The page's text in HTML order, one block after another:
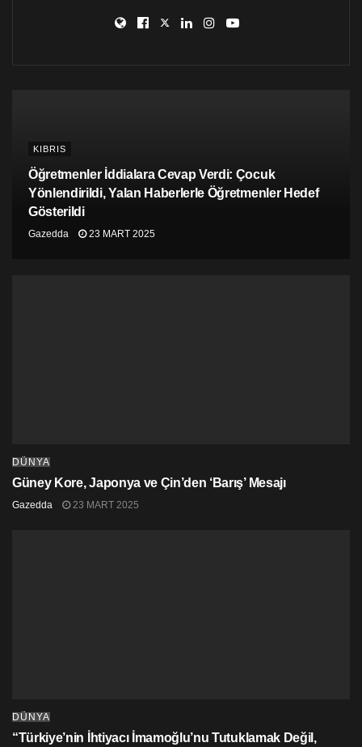
KIBRIS
Öğretmenler İddialara Cevap Verdi: Çocuk
Yönlendirildi, Yalan Haberlerle Öğretmenler Hedef
Gösterildi
Gazedda 23 MART 2025
DÜNYA
Güney Kore, Japonya ve Çin’den ‘Barış’ Mesajı
Gazedda 23 MART 2025
DÜNYA
“Türkiye’nin İhtiyacı İmamoğlu’nu Tutuklamak Değil,